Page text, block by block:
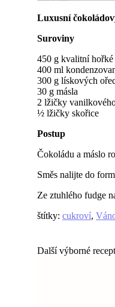
Luxusní
Suroviny
450 g kvalitní
400 ml
300 g lískových
30 g másla
2 lžičky
½ lžičky skořice
Postup
Čokoládu a máslo
Směs nalijte do
Ze ztuhlého fudge
štítky: cukroví,
Další výborné